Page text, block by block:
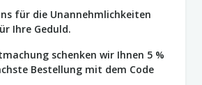
für die Unannehmlichkeiten
Ihre Geduld.
schenken wir Ihnen 5 %
Bestellung mit dem Code